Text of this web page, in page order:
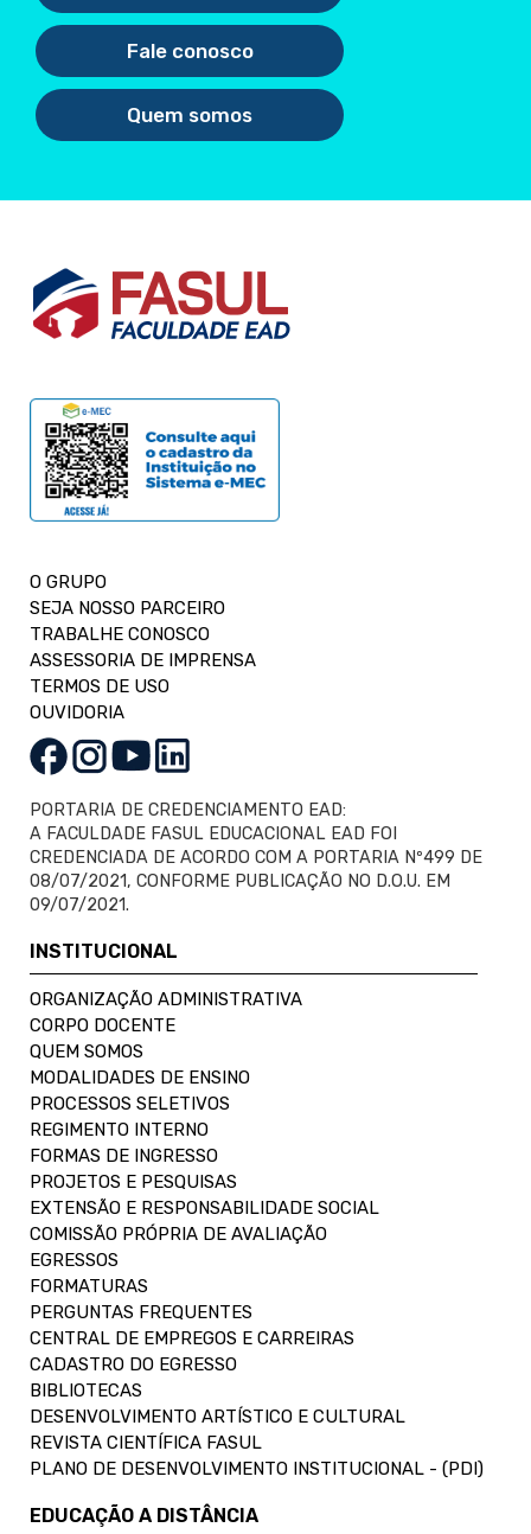
Fale conosco
Quem somos
O GRUPO
SEJA NOSSO PARCEIRO
TRABALHE CONOSCO
ASSESSORIA DE IMPRENSA
TERMOS DE USO
OUVIDORIA
PORTARIA DE CREDENCIAMENTO EAD:
A FACULDADE FASUL EDUCACIONAL EAD FOI
CREDENCIADA DE ACORDO COM A PORTARIA Nº499 DE
08/07/2021, CONFORME PUBLICAÇÃO NO D.O.U. EM
09/07/2021.
INSTITUCIONAL
ORGANIZAÇÃO ADMINISTRATIVA
CORPO DOCENTE
QUEM SOMOS
MODALIDADES DE ENSINO
PROCESSOS SELETIVOS
REGIMENTO INTERNO
FORMAS DE INGRESSO
PROJETOS E PESQUISAS
EXTENSÃO E RESPONSABILIDADE SOCIAL
COMISSÃO PRÓPRIA DE AVALIAÇÃO
EGRESSOS
FORMATURAS
PERGUNTAS FREQUENTES
CENTRAL DE EMPREGOS E CARREIRAS
CADASTRO DO EGRESSO
BIBLIOTECAS
DESENVOLVIMENTO ARTÍSTICO E CULTURAL
REVISTA CIENTÍFICA FASUL
PLANO DE DESENVOLVIMENTO INSTITUCIONAL - (PDI)
EDUCAÇÃO A DISTÂNCIA